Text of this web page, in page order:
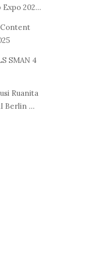
202...
SMAN 4
Ruanita
Berlin ...